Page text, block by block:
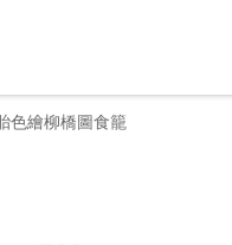
色繪柳橋圖食籠